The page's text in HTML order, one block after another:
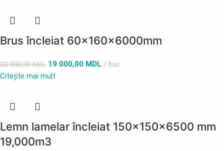
Brus încleiat 60x160x6000mm
22 000,00MDL 19 000,00 MDL
buc
Citește mai mult
Lemn lamelar încleiat 150x150x6500 mm
19,000m3